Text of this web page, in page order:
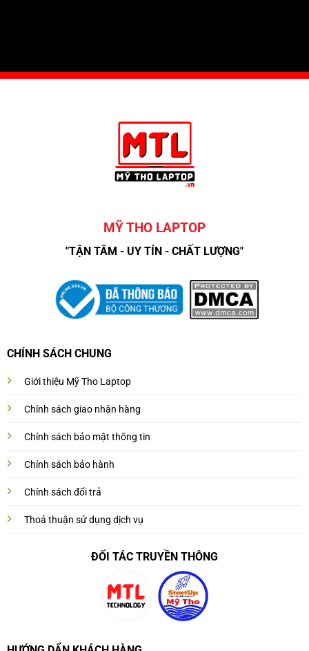
MỸ THO LAPTOP
"TẬN TÂM - UY TÍN - CHẤT LƯỢNG"
CHÍNH SÁCH CHUNG
Giới thiệu Mỹ Tho Laptop
Chính sách giao nhận hàng
Chính sách bảo mật thông tin
Chính sách bảo hành
Chính sách đổi trả
Thoả thuận sử dụng dịch vụ
ĐỐI TÁC TRUYỀN THÔNG